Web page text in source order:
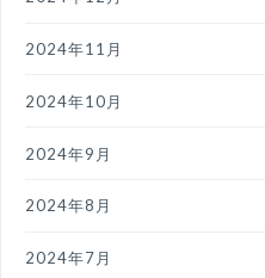
2024年11月
2024年10月
2024年9月
2024年8月
2024年7月